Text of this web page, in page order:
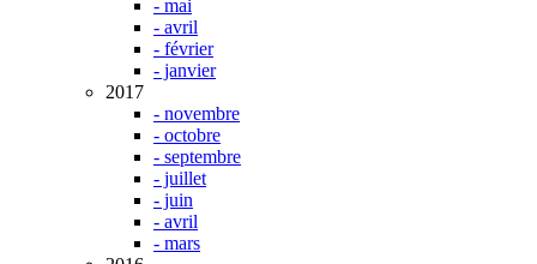
- mai
- avril
- février
- janvier
2017
- novembre
- octobre
- septembre
- juillet
- juin
- avril
- mars